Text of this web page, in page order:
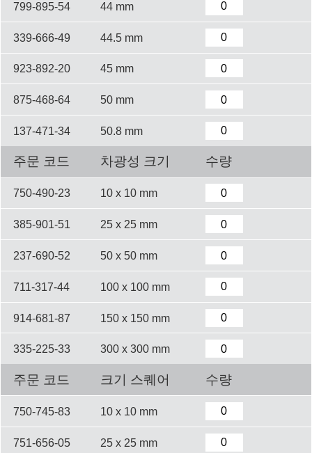
799-895-54 44 mm
339-666-49 44.5 mm
923-892-20 45 mm
875-468-64 50 mm
137-471-34 50.8 mm
주문 코드 차광성 크기 수량
750-490-23 10 x 10 mm
385-901-51 25 x 25 mm
237-690-52 50 x 50 mm
711-317-44 100 x 100 mm
914-681-87 150 x 150 mm
335-225-33 300 x 300 mm
주문 코드 크기 스퀘어 수량
750-745-83 10 x 10 mm
751-656-05 25 x 25 mm